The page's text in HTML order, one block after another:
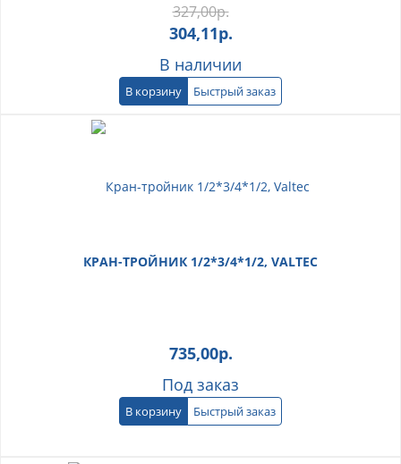
327,00р.
304,11р.
В наличии
В корзину Быстрый заказ
КРАН-ТРОЙНИК 1/2*3/4*1/2, VALTEC
735,00р.
Под заказ
В корзину Быстрый заказ